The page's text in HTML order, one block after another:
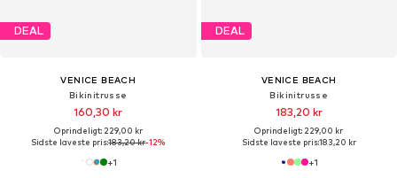
DEAL
VENICE BEACH
Bikinitrusse
160,30 kr
Oprindeligt: 229,00 kr
Sidste laveste pris:183,20 kr-12%
+1
DEAL
VENICE BEACH
Bikinitrusse
183,20 kr
Oprindeligt: 229,00 kr
Sidste laveste pris:183,20 kr
+1